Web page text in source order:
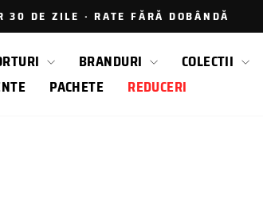
DE ZILE · RATE FĂRĂ DOBÂNDĂ
BRANDURI
COLECTII
PACHETE REDUCERI